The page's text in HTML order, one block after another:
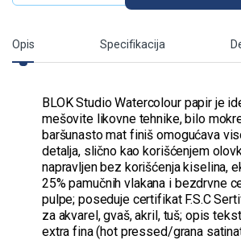
Opis Specifikacija
BLOK Studio Watercolour papir je
mešovite likovne tehnike, bilo
baršunasto mat finiš omogućava
detalja, slično kao korišćenjem
napravljen bez korišćenja kiselina,
25% pamučnih vlakana i bezdrvne
pulpe; poseduje certifikat F.S.C
za akvarel, gvaš, akril, tuš; opis
extra fina (hot pressed/grana